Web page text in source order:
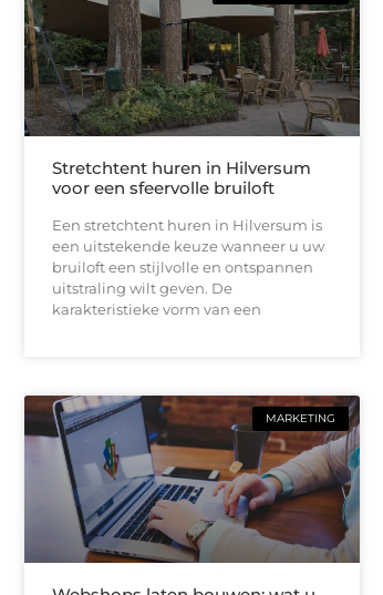
Stretchtent huren in Hilversum
voor een sfeervolle bruiloft
Een stretchtent huren in Hilversum is
een uitstekende keuze wanneer u uw
bruiloft een stijlvolle en ontspannen
uitstraling wilt geven. De
karakteristieke vorm van een
MARKETING